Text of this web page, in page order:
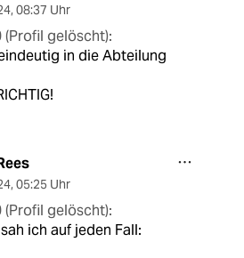
, 08:37 Uhr
(Profil gelöscht):
in die Abteilung
, 05:25 Uhr
(Profil gelöscht):
ich auf jeden Fall: